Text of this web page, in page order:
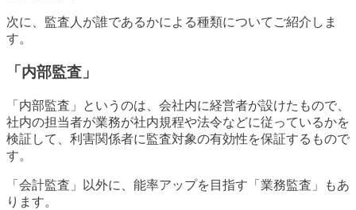
次に、監査人が誰であるかによる種類についてご紹介しま
す。
「内部監査」
「内部監査」というのは、会社内に経営者が設けたもので、
社内の担当者が業務が社内規程や法令などに従っているかを
検証して、利害関係者に監査対象の有効性を保証するもので
す。
「会計監査」以外に、能率アップを目指す「業務監査」もあ
ります。